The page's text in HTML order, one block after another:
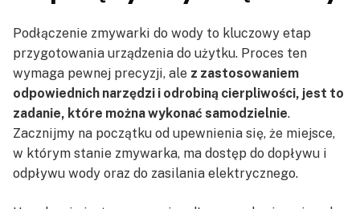
Podłączenie zmywarki do wody to kluczowy etap
przygotowania urządzenia do użytku. Proces ten
wymaga pewnej precyzji, ale z zastosowaniem
odpowiednich narzędzi i odrobiną cierpliwości, jest to
zadanie, które można wykonać samodzielnie.
Zacznijmy na początku od upewnienia się, że miejsce,
w którym stanie zmywarka, ma dostęp do dopływu i
odpływu wody oraz do zasilania elektrycznego.